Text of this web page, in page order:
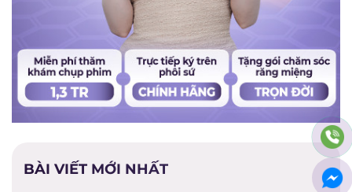
BÀI VIẾT MỚI NHẤT